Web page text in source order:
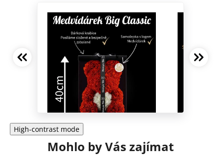
High-contrast mode
Mohlo by Vás zajímat